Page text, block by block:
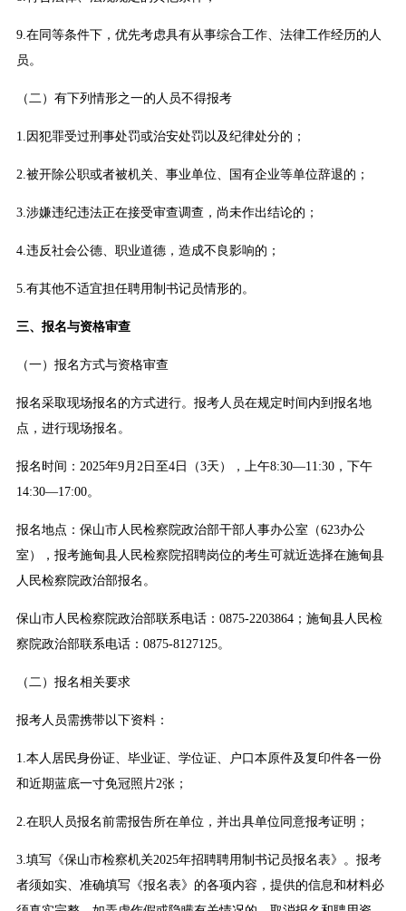
9.在同等条件下，优先考虑具有从事综合工作、法律工作经历的人
员。
（二）有下列情形之一的人员不得报考
1.因犯罪受过刑事处罚或治安处罚以及纪律处分的；
2.被开除公职或者被机关、事业单位、国有企业等单位辞退的；
3.涉嫌违纪违法正在接受审查调查，尚未作出结论的；
4.违反社会公德、职业道德，造成不良影响的；
5.有其他不适宜担任聘用制书记员情形的。
三、报名与资格审查
（一）报名方式与资格审查
报名采取现场报名的方式进行。报考人员在规定时间内到报名地
点，进行现场报名。
报名时间：2025年9月2日至4日（3天），上午8:30—11:30，下午
14:30—17:00。
报名地点：保山市人民检察院政治部干部人事办公室（623办公
室），报考施甸县人民检察院招聘岗位的考生可就近选择在施甸县
人民检察院政治部报名。
保山市人民检察院政治部联系电话：0875-2203864；施甸县人民检
察院政治部联系电话：0875-8127125。
（二）报名相关要求
报考人员需携带以下资料：
1.本人居民身份证、毕业证、学位证、户口本原件及复印件各一份
和近期蓝底一寸免冠照片2张；
2.在职人员报名前需报告所在单位，并出具单位同意报考证明；
3.填写《保山市检察机关2025年招聘聘用制书记员报名表》。报考
者须如实、准确填写《报名表》的各项内容，提供的信息和材料必